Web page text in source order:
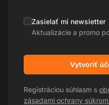
Zasielať mi newsletter
Aktualizácie a promo
Vytvoriť
Registráciou súhlasm s
zásadami ochrany